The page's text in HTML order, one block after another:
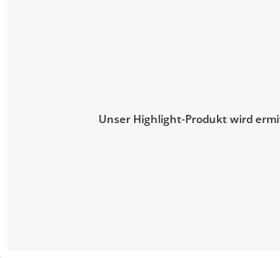
Unser Highlight-Produkt wird